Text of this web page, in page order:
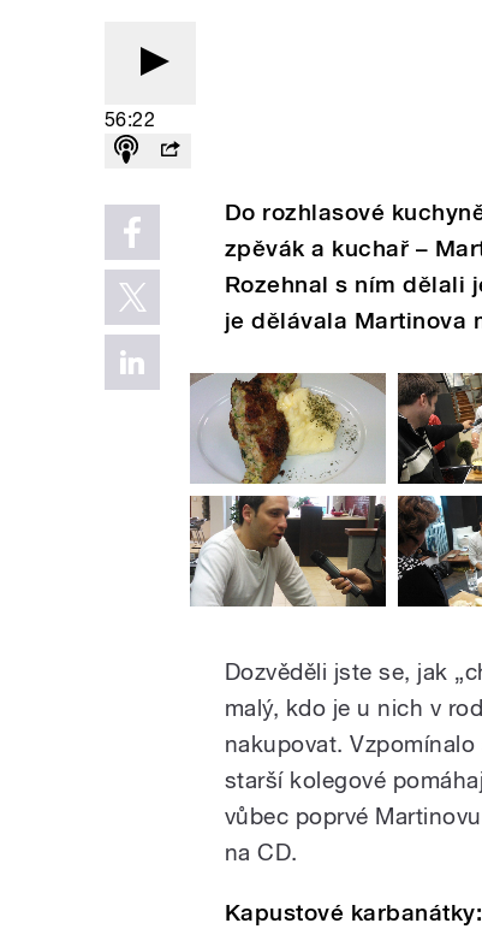
56:22
Do rozhlasové
zpěvák a kuchař –
Rozehnal s ním dělali
je dělávala Martinova
Dozvěděli jste se, jak
malý, kdo je u nich v
nakupovat.
starší kolegové
vůbec poprvé
na CD.
Kapustové karbanátky: